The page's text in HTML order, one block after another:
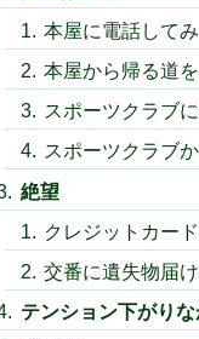
本屋に電話して
本屋から帰る道
スポーツクラブ
スポーツクラブ
絶望
クレジットカー
交番に遺失物届
テンション下がり